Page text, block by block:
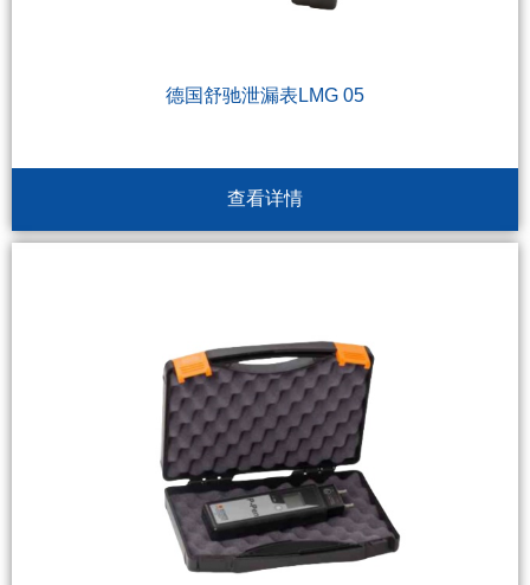
德国舒驰泄漏表LMG 05
查看详情